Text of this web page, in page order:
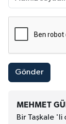
Gönder
MEHMET
Bir Taşkale 'li